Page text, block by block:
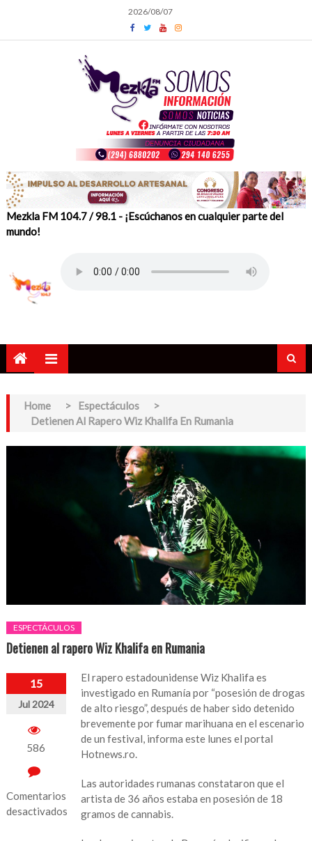
content
2026/08/07
Mezkla FM 104.7 / 98.1 - ¡Escúchanos en cualquier parte del
mundo!
Home > Espectáculos
>
Detienen Al Rapero Wiz Khalifa En Rumania
ESPECTÁCULOS
Detienen al rapero Wiz Khalifa en Rumania
15
Jul 2024
586
Comentarios
desactivados
El rapero estadounidense Wiz Khalifa es
investigado en Rumanía por “posesión de drogas
de alto riesgo”, después de haber sido detenido
brevemente por fumar marihuana en el escenario
de un festival, informa este lunes el portal
Hotnews.ro.
Las autoridades rumanas constataron que el
artista de 36 años estaba en posesión de 18
gramos de cannabis.